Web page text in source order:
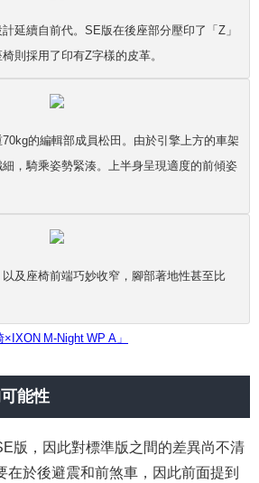
延續自前代。SE版在後座部分壓印了「Z」
則採用了印有Z字樣的皮革。
的編輯部成員松田。由於引擎上方的車架
，騎乘姿勢緊湊。上半身呈現適度的前傾姿
及座椅前端巧妙收窄，腳部著地性甚至比
×IXON M-Night WP A」
能性
版，因此對標準版之間的差異尚不清
在於後避震和前煞車，因此前面提到